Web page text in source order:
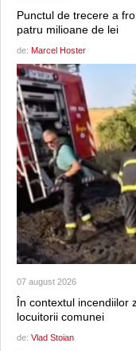
Punctul de trecere a
patru milioane de lei
de: Marcel Hoster
07 august 2026
În contextul incendiilor
locuitorii comunei
de: Vlad Stoian